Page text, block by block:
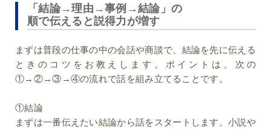
「結論→理由→事例→結論」の
順で伝えると説得力が増す
まずは普段の仕事の中の会話や商談で、結論を先に伝える
ときのコツをお教えします。ポイントは、次の
①→②→③→④の流れで話を組み立てることです。
①結論
まずは一番伝えたい結論から話をスタートします。小説や